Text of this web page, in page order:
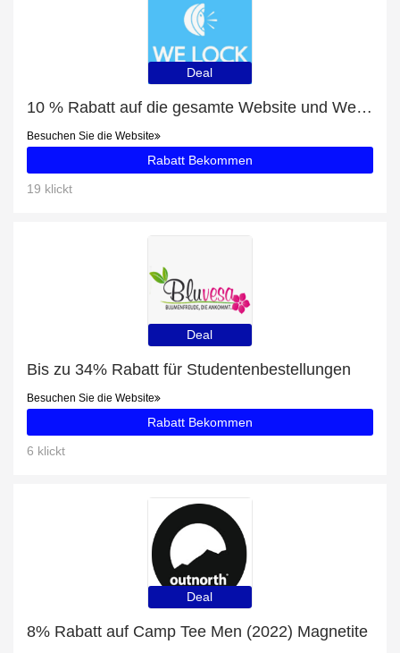
Deal
10 % Rabatt auf die gesamte Website und Welock Bluetooth WiFi Smart Locks für Haustür mit Tastaturen PCB43 mit 18% Rabatt
Besuchen Sie die Website
Rabatt Bekommen
19 klickt
Deal
Bis zu 34% Rabatt für Studentenbestellungen
Besuchen Sie die Website
Rabatt Bekommen
6 klickt
Deal
8% Rabatt auf Camp Tee Men (2022) Magnetite